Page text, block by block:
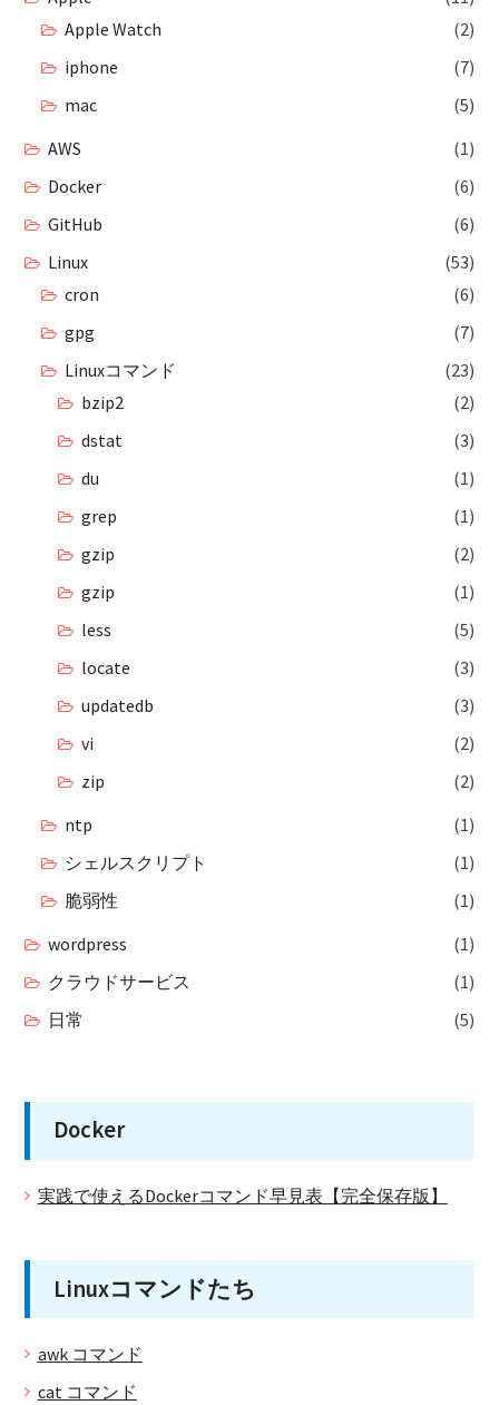
Apple Watch
(2)
iphone
(7)
mac
(5)
AWS
(1)
Docker
(6)
GitHub
(6)
Linux
(53)
cron
(6)
gpg
(7)
Linuxコマンド
(23)
bzip2
(2)
dstat
(3)
du
(1)
grep
(1)
gzip
(2)
gzip
(1)
less
(5)
locate
(3)
updatedb
(3)
vi
(2)
zip
(2)
ntp
(1)
シェルスクリプト
(1)
脆弱性
(1)
wordpress
(1)
クラウドサービス
(1)
日常
(5)
Docker
実践で使えるDockerコマンド早見表【完全保存版】
Linuxコマンドたち
awk コマンド
cat コマンド